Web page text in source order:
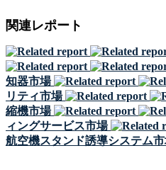
関連レポート
知器市場
リティ市場
縮機市場
ィングサービス市場
航空機スタンド誘導システム